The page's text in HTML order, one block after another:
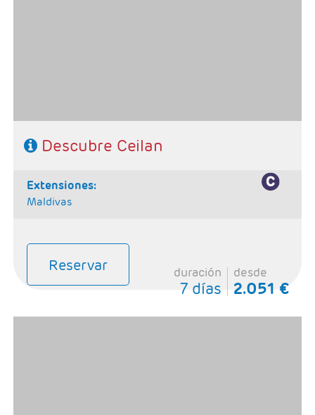
Descubre Ceilan
extensiones:
Maldivas
Reservar duración
7 días
desde
2.051 €